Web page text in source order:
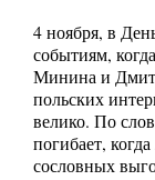
4 ноября, в
событиям,
Минина и
польских
велико. По
погибает,
сословных